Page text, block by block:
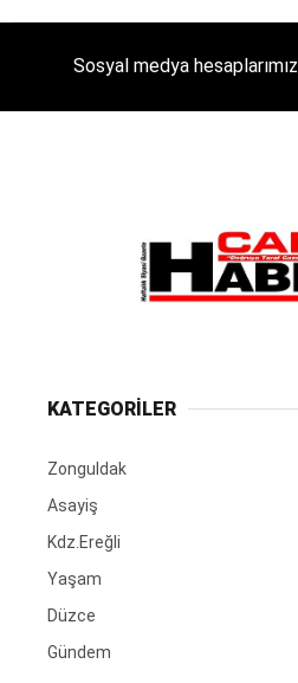
Sosyal medya
KATEGORİLER
Zonguldak
Asayiş
Kdz.Ereğli
Yaşam
Düzce
Gündem